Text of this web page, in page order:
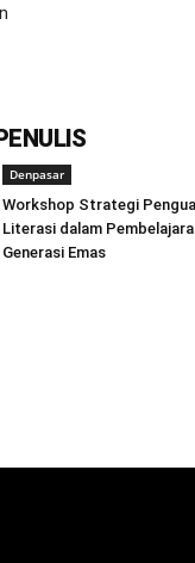
Denpasar
Workshop Strategi
Literasi dalam
Generasi Emas